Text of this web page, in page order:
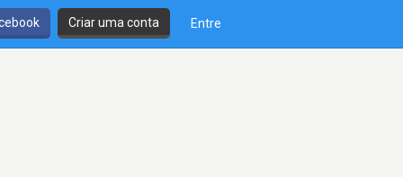
Criar uma conta Entre